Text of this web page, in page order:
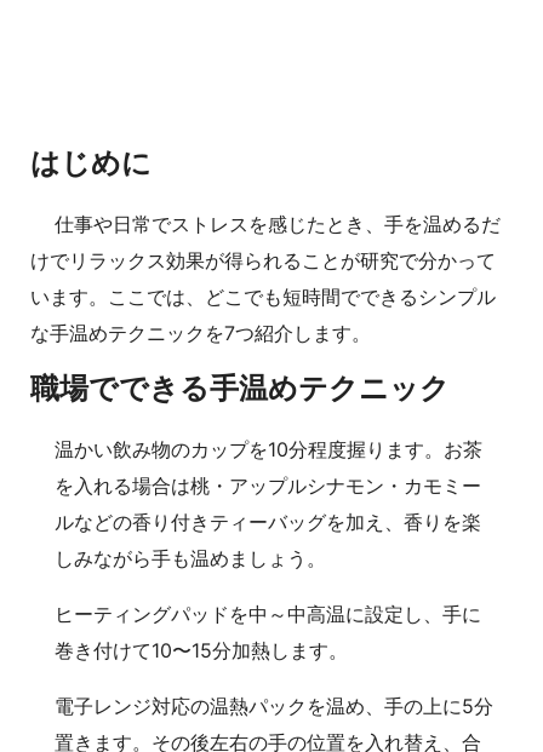
はじめに
仕事や日常でストレスを感じたとき、手を温めるだ
けでリラックス効果が得られることが研究で分かって
います。ここでは、どこでも短時間でできるシンプル
な手温めテクニックを7つ紹介します。
職場でできる手温めテクニック
温かい飲み物のカップを10分程度握ります。お茶
を入れる場合は桃・アップルシナモン・カモミー
ルなどの香り付きティーバッグを加え、香りを楽
しみながら手も温めましょう。
ヒーティングパッドを中～中高温に設定し、手に
巻き付けて10〜15分加熱します。
電子レンジ対応の温熱パックを温め、手の上に5分
置きます。その後左右の手の位置を入れ替え、合